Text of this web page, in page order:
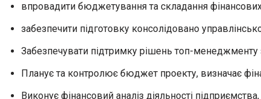
впровадити бюджетування та складання
забезпечити підготовку консолідовано
Забезпечувати підтримку рішень топ-менеджменту
Планує та контролює бюджет проекту, визначає
Виконує фінансовий аналіз діяльності